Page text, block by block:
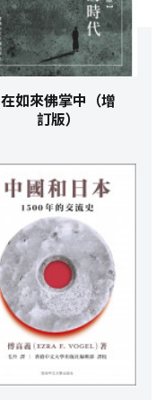
在如來佛掌中（增
訂版）